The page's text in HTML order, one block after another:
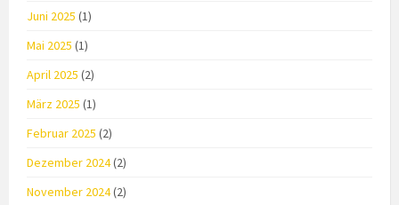
Juni 2025 (1)
Mai 2025 (1)
April 2025 (2)
März 2025 (1)
Februar 2025 (2)
Dezember 2024(2)
November 2024(2)